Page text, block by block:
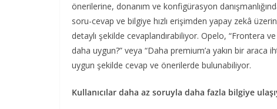
önerilerine, donanım ve konfigürasyon
soru-cevap ve bilgiye hızlı erişimden yapay zekâ
detaylı şekilde cevaplandırabiliyor. Opelo, “Frontera
daha uygun?” veya “Daha premium’a yakın bir araca
uygun şekilde cevap ve önerilerde bulunabiliyor.
Kullanıcılar daha az soruyla daha fazla bilgiye